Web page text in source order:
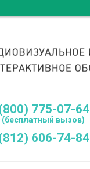
775-07-64
вызов)
606-74-84